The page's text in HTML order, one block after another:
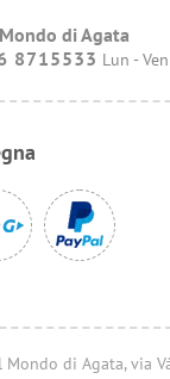
di Agata
8715533 Lun -
Mondo di Agata, via